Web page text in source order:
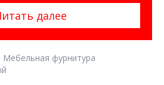
далее
Мебельная фурнитура